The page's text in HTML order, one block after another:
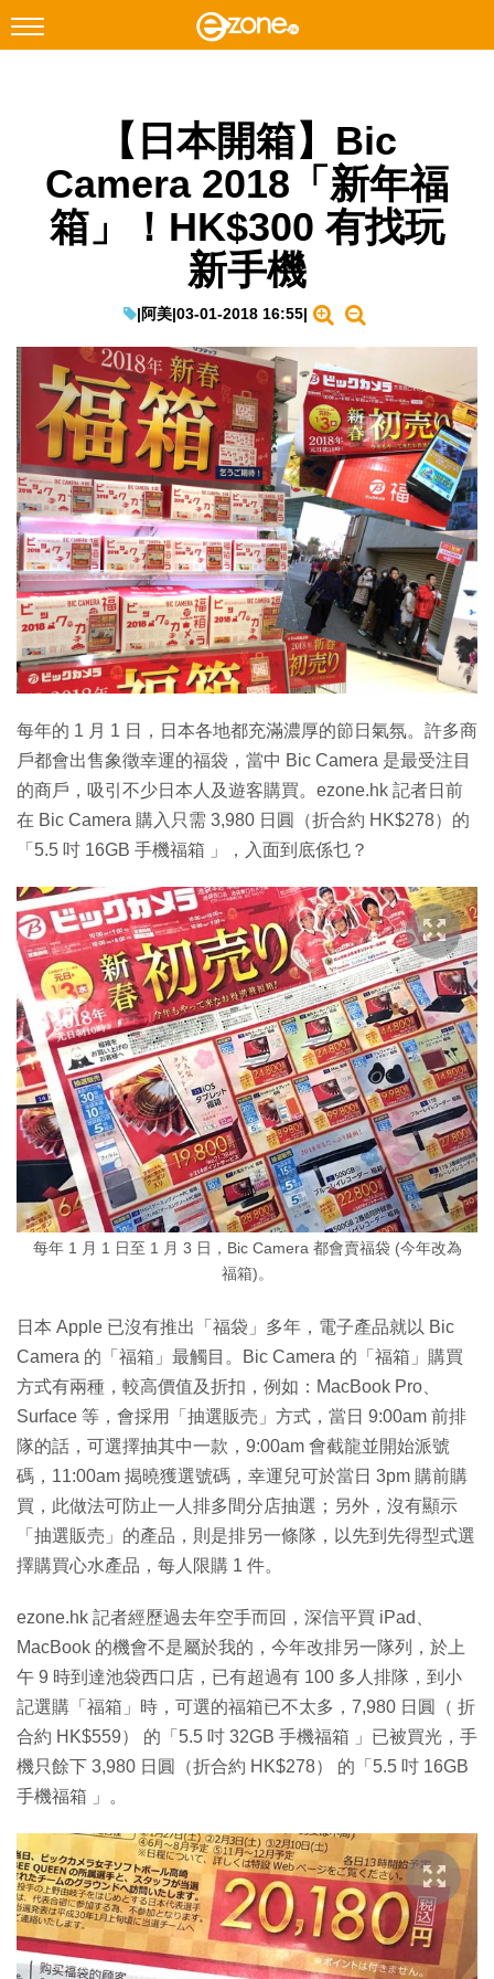
Instagram
科技焦點
網絡生活
EduTech
IT Times
生成式AI與雲端應用
Enterprise Digital Transformation
特集
【日本開箱】Bic
Camera 2018「新年福
箱」！HK$300 有找玩
新手機
|阿美|03-01-2018 16:55|
每年的 1 月 1 日，日本各地都充滿濃厚的節日氣氛。許多商
戶都會出售象徵幸運的福袋，當中 Bic Camera 是最受注目
的商戶，吸引不少日本人及遊客購買。ezone.hk 記者日前
在 Bic Camera 購入只需 3,980 日圓（折合約 HK$278）的
「5.5 吋 16GB 手機福箱 」，入面到底係乜？
每年 1 月 1 日至 1 月 3 日，Bic Camera 都會賣福袋 (今年改為
福箱)。
日本 Apple 已沒有推出「福袋」多年，電子產品就以 Bic
Camera 的「福箱」最觸目。Bic Camera 的「福箱」購買
方式有兩種，較高價值及折扣，例如：MacBook Pro、
Surface 等，會採用「抽選販売」方式，當日 9:00am 前排
隊的話，可選擇抽其中一款，9:00am 會截龍並開始派號
碼，11:00am 揭曉獲選號碼，幸運兒可於當日 3pm 購前購
買，此做法可防止一人排多間分店抽選；另外，沒有顯示
「抽選販売」的產品，則是排另一條隊，以先到先得型式選
擇購買心水產品，每人限購 1 件。
ezone.hk 記者經歷過去年空手而回，深信平買 iPad、
MacBook 的機會不是屬於我的，今年改排另一隊列，於上
午 9 時到達池袋西口店，已有超過有 100 多人排隊，到小
記選購「福箱」時，可選的福箱已不太多，7,980 日圓（ 折
合約 HK$559） 的「5.5 吋 32GB 手機福箱 」已被買光，手
機只餘下 3,980 日圓（折合約 HK$278） 的「5.5 吋 16GB
手機福箱 」。